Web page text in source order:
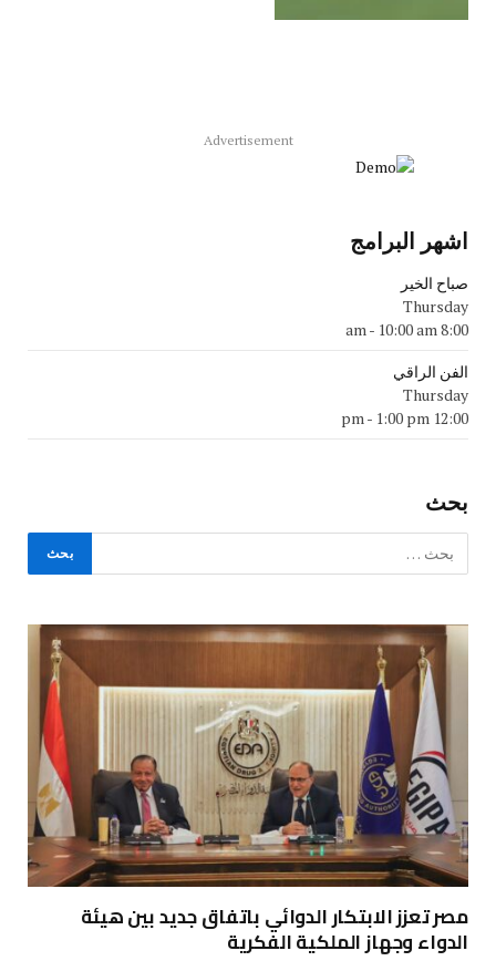
Advertisement
اشهر البرامج
صباح الخير
Thursday
8:00 am
- 10:00 am
الفن الراقي
Thursday
12:00 pm
- 1:00 pm
بحث
مصر تعزز الابتكار الدوائي باتفاق جديد بين هيئة
الدواء وجهاز الملكية الفكرية